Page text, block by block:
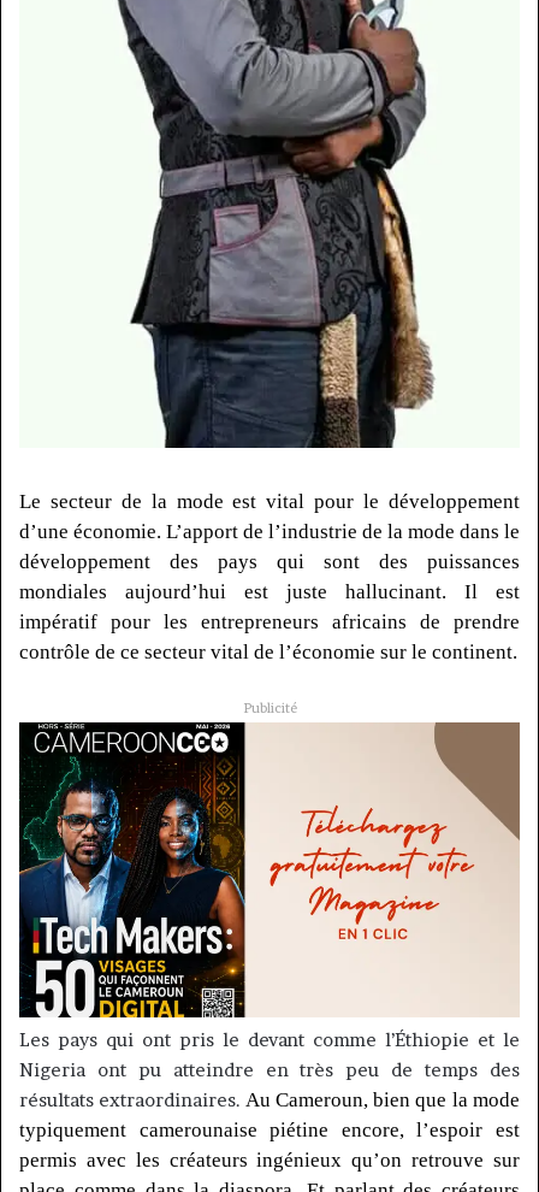
Le secteur de la mode est vital pour le développement
d’une économie. L’apport de l’industrie de la mode dans le
développement des pays qui sont des puissances
mondiales aujourd’hui est juste hallucinant. Il est
impératif pour les entrepreneurs africains de prendre
contrôle de ce secteur vital de l’économie sur le continent.
Publicité
Les pays qui ont pris le devant comme l’Éthiopie et le
Nigeria ont pu atteindre en très peu de temps des
résultats extraordinaires. Au Cameroun, bien que la mode
typiquement camerounaise piétine encore, l’espoir est
permis avec les créateurs ingénieux qu’on retrouve sur